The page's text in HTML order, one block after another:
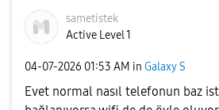
sametistek
Active Level 1
‎04-07-2026 01:53 AM in Galaxy S
Evet normal nasıl telefonun baz